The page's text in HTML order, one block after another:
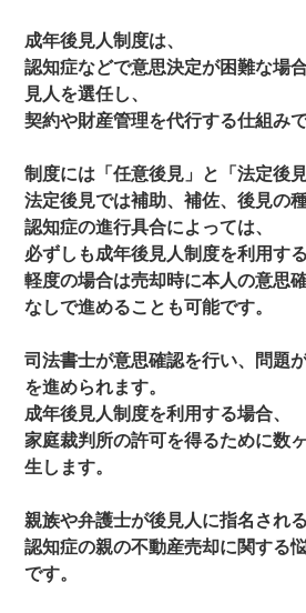
成年後見人制度は、
認知症などで意思決定が困難な場
見人を選任し、
契約や財産管理を代行する仕組みで
制度には「任意後見」と「法定後
法定後見では補助、補佐、後見の
認知症の進行具合によっては、
必ずしも成年後見人制度を利用す
軽度の場合は売却時に本人の意思
なしで進めることも可能です。
司法書士が意思確認を行い、問題
を進められます。
成年後見人制度を利用する場合、
家庭裁判所の許可を得るために数
生します。
親族や弁護士が後見人に指名され
認知症の親の不動産売却に関する
です。